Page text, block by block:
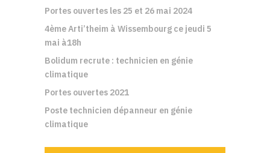
Portes ouvertes les 25 et 26 mai 2024
4ème Arti’theim à Wissembourg ce jeudi 5
mai à18h
Bolidum recrute : technicien en génie
climatique
Portes ouvertes 2021
Poste technicien dépanneur en génie
climatique